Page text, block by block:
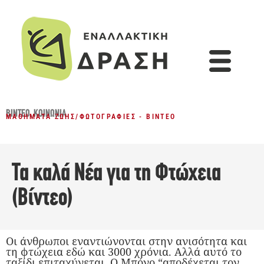
ΒΊΝΤΕΟ,ΚΟΙΝΩΝΊΑ
ΜΑΘΉΜΑΤΑ ΖΩΉΣ/ ΦΩΤΟΓΡΑΦΊΕΣ - ΒΊΝΤΕΟ
Τα καλά Νέα για τη Φτώχεια
(Βίντεο)
Οι άνθρωποι εναντιώνονται στην ανισότητα και
τη φτώχεια εδώ και 3000 χρόνια. Αλλά αυτό το